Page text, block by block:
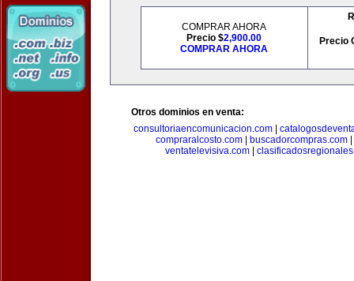
COMPRAR AHORA
Precio $2,900.00
COMPRAR AHORA
Precio
Otros dominios en venta:
consultoriaencomunicacion.com
compraralcosto.com| buscadorcompras.com|
ventatelevisiva.com